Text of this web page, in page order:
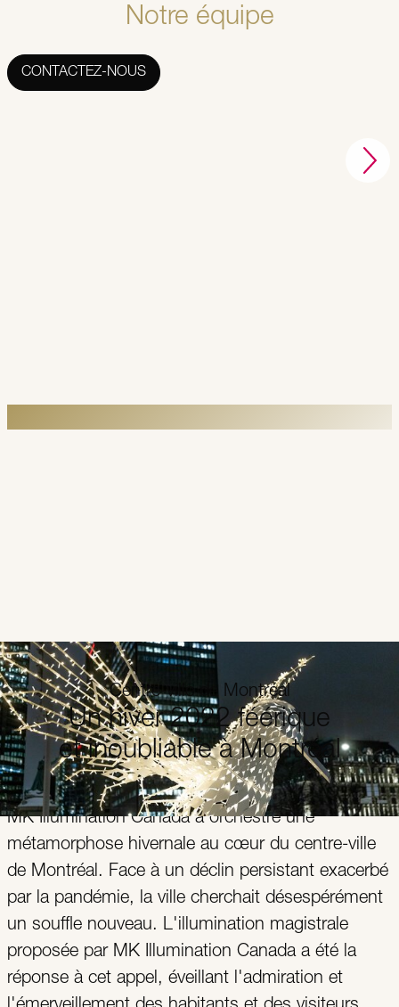
Notre équipe
CONTACTEZ-NOUS
Centre-ville de Montréal
Un hiver 2022 féérique
et inoubliable à Montréal
MK Illumination Canada a orchestré une
métamorphose hivernale au cœur du centre-ville
de Montréal. Face à un déclin persistant exacerbé
par la pandémie, la ville cherchait désespérément
un souffle nouveau. L'illumination magistrale
proposée par MK Illumination Canada a été la
réponse à cet appel, éveillant l'admiration et